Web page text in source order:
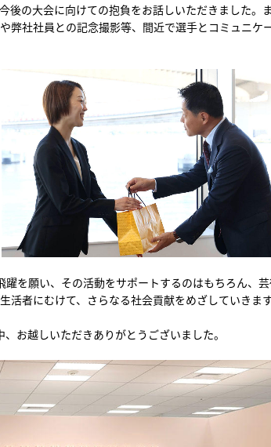
後の大会に向けての抱負をお話しいただきました。
弊社社員との記念撮影等、間近で選手とコミュニケ
を願い、その活動をサポートするのはもちろん、
活者にむけて、さらなる社会貢献をめざしていきま
お越しいただきありがとうございました。